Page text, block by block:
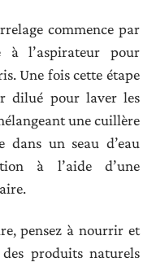
commence par
à l’aspirateur pour
Une fois cette étape
dilué pour laver les
une cuillère
un seau d’eau
à l’aide d’une
pensez à nourrir et
produits naturels